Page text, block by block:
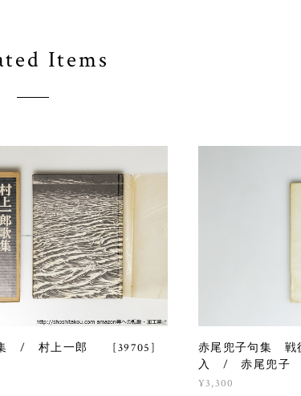
Items
集 / 村上一郎 [39705]
赤尾兜子句集 戦
入 / 赤尾兜子
¥3,300